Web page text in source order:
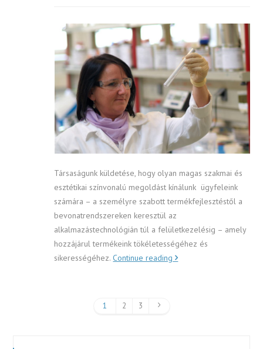
Társaságunk küldetése, hogy olyan magas szakmai és
esztétikai színvonalú megoldást kínálunk ügyfeleink
számára – a személyre szabott termékfejlesztéstől a
bevonatrendszereken keresztül az
alkalmazástechnológián túl a felületkezelésig – amely
hozzájárul termékeink tökéletességéhez és
sikerességéhez.Continue reading
1 2 3